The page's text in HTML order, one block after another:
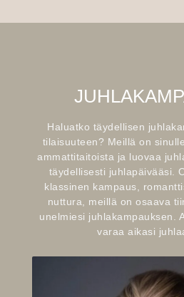
Haluatko täydellisen
tilaisuuteen? Meillä on
ammattitaitoista ja luovaa
täydellisesti juhlapäivääsi.
klassinen kampaus,
nuttura, meillä on osaava
unelmiesi juhlakampauksen.
varaa aikasi